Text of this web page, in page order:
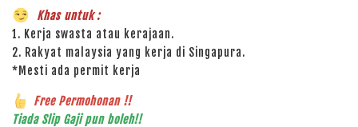
Khas untuk :
1. Kerja swasta atau kerajaan.
2. Rakyat malaysia yang kerja di Singapura.
*Mesti ada permit kerja
Free Permohonan !!
Tiada Slip Gaji pun boleh!!